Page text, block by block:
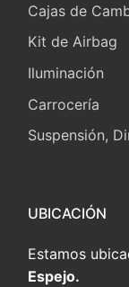
Cajas de
Kit de Airbag
Iluminación
Carrocería
Suspensión,
UBICACIÓN
Estamos
Espejo.